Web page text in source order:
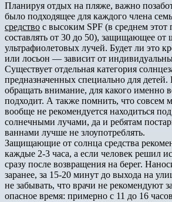
Планируя отдых на пляже, важно
было подходящее для каждого члена
средство с высоким SPF (в среднем этот
составлять от 30 до 50), защищающее от
ультрафиолетовых лучей. Будет ли это
или лосьон — зависит от
Существует отдельная категория
предназначенных специально для
обращать внимание, для какого именно
подходит. А также помнить, что совсем
вообще не рекомендуется находиться
солнечными лучами, да и ребятам
ваннами лучше не злоупотреблять.
Защищающие от солнца средства
каждые 2-3 часа, а если человек решил
сразу после возвращения на берег.
заранее, за 15-20 минут до выхода на
не забывать, что врачи не рекомендуют
опасное время: примерно с 11 до 16